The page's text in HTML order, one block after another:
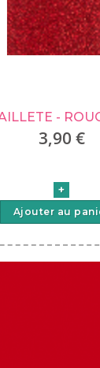
-
3,90 €
Ajouter au